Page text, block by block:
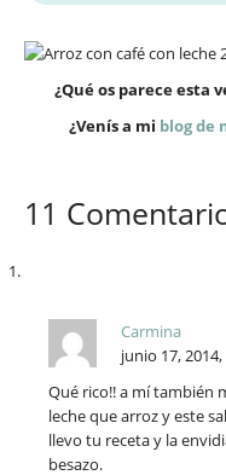
¿Qué os parece esta
¿Venís a mi blog de
11
Carmina
junio 17,
Qué rico!! a mí también
leche que arroz y este
llevo tu receta y la
besazo.